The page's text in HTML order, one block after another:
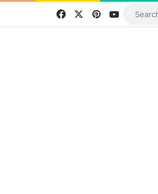
FacebookPinterestYouTube